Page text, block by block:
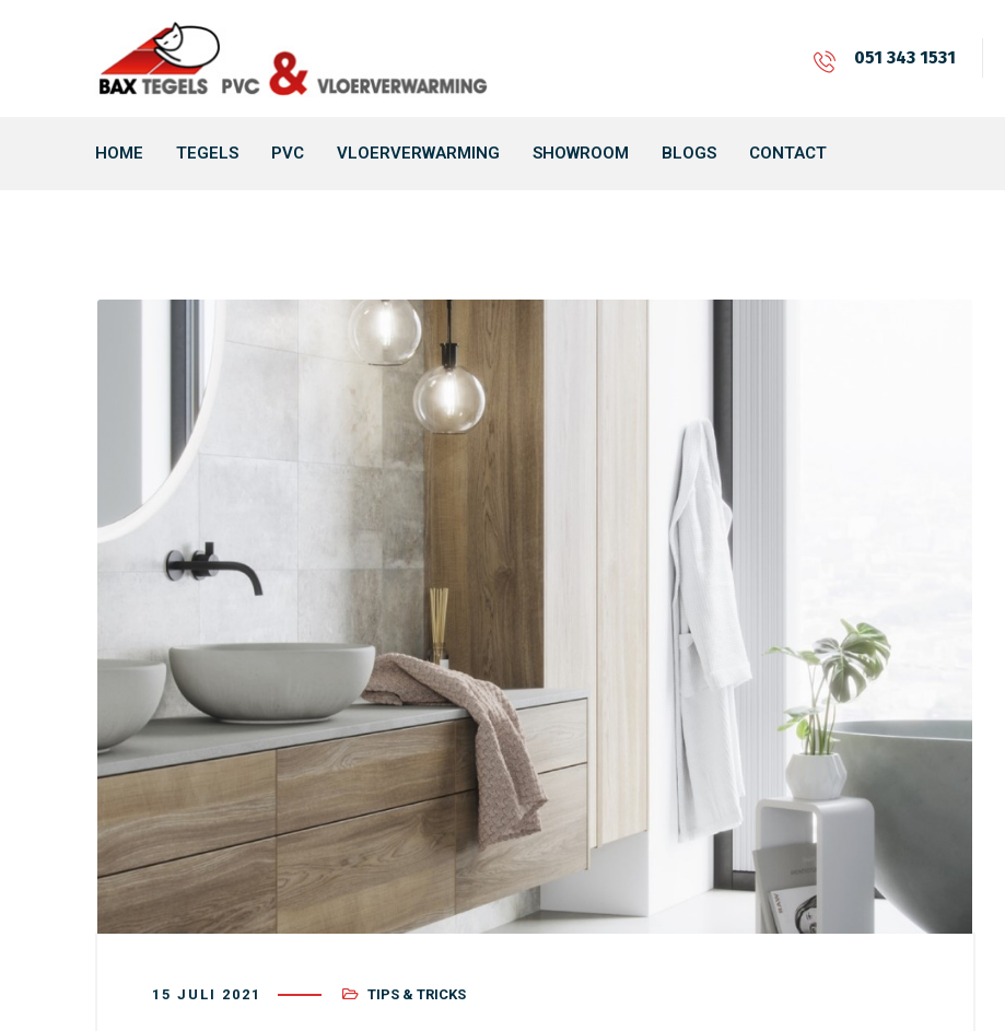
051 343 1531
HOME TEGELS PVC VLOERVERWARMING SHOWROOM BLOGS CONTACT
15 JULI 2021 TIPS & TRICKS